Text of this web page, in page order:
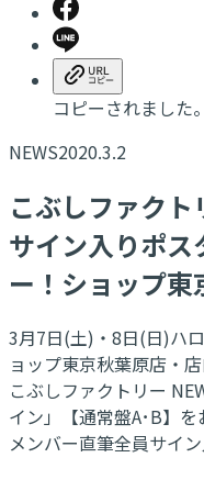
コピーされました。
NEWS2020.3.2
こぶしファク
サイン入りポス
ー！ショップ
3月7日(土)・8日(日)ハ
ョップ東京秋葉原店・
こぶしファクトリー
イン」【通常盤A･B】を
メンバー直筆全員サイ